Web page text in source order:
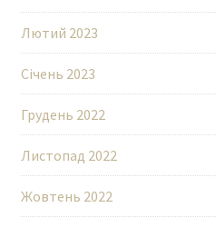
Лютий 2023
Січень 2023
Грудень 2022
Листопад 2022
Жовтень 2022